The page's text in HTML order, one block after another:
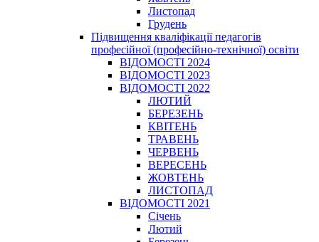
Листопад
Грудень
Підвищення кваліфікації педагогів
професійної (професійно-технічної) освіти
ВІДОМОСТІ 2024
ВІДОМОСТІ 2023
ВІДОМОСТІ 2022
ЛЮТИЙ
БЕРЕЗЕНЬ
КВІТЕНЬ
ТРАВЕНЬ
ЧЕРВЕНЬ
ВЕРЕСЕНЬ
ЖОВТЕНЬ
ЛИСТОПАД
ВІДОМОСТІ 2021
Січень
Лютий